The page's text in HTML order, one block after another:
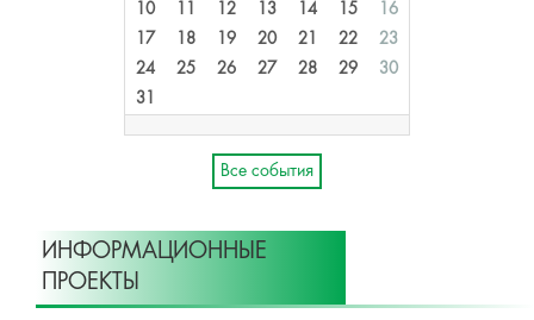
10
11 12 13 14 15
16
17
18 19 20 21 22
23
24
25 26 27 28 29
30
31
Все события
ИНФОРМАЦИОННЫЕ
ПРОЕКТЫ